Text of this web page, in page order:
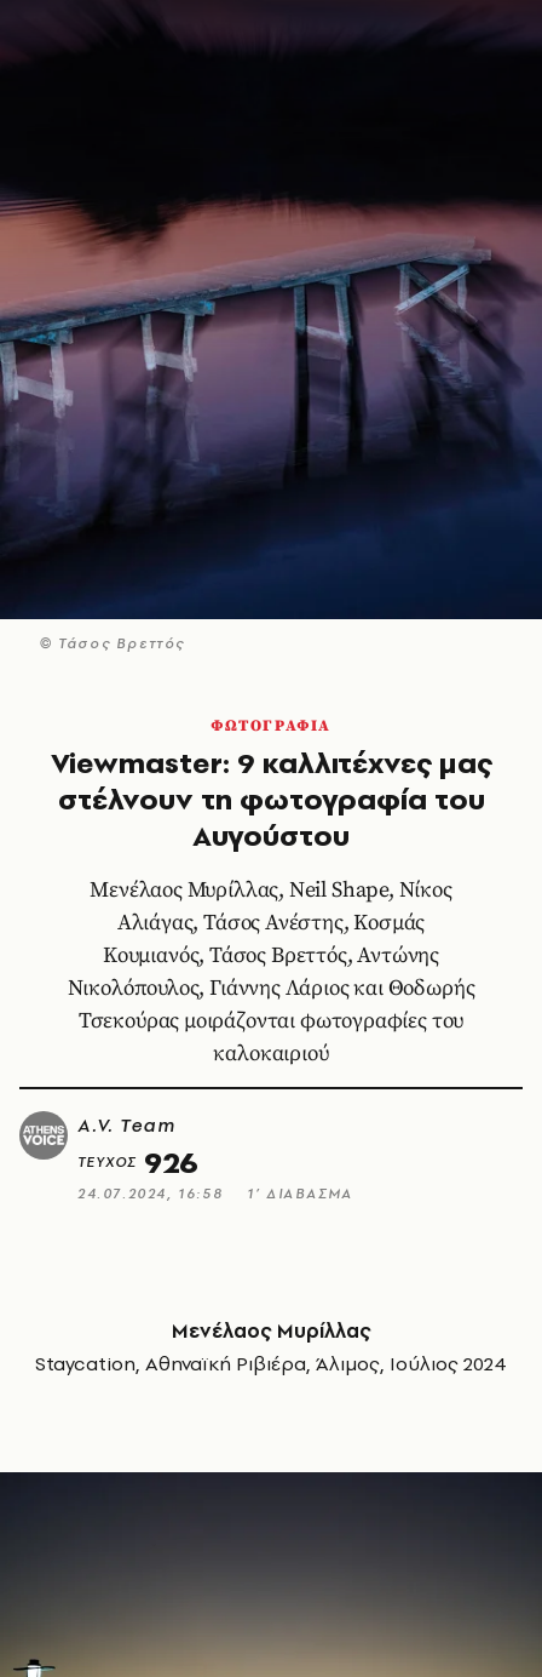
© Τάσος Βρεττός
ΦΩΤΟΓΡΑΦΙΑ
Viewmaster: 9 καλλιτέχνες μας
στέλνουν τη φωτογραφία του
Αυγούστου
Μενέλαος Μυρίλλας, Neil Shape, Νίκος
Αλιάγας, Τάσος Ανέστης, Κοσμάς
Κουμιανός, Τάσος Βρεττός, Αντώνης
Νικολόπουλος, Γιάννης Λάριος και Θοδωρής
Τσεκούρας μοιράζονται φωτογραφίες του
καλοκαιριού
A.V. Team
ΤΕΥΧΟΣ 926
24.07.2024, 16:58 1’ ΔΙΑΒΑΣΜΑ
Μενέλαος Μυρίλλας
Staycation, Αθηναϊκή Ριβιέρα, Άλιμος, Ιούλιος 2024